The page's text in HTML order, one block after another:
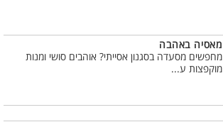
מאסיה באהבה
מחפשים מסעדה בסגנון אסייתי? אוהבים סושי ומנות
מוקפצות ע...